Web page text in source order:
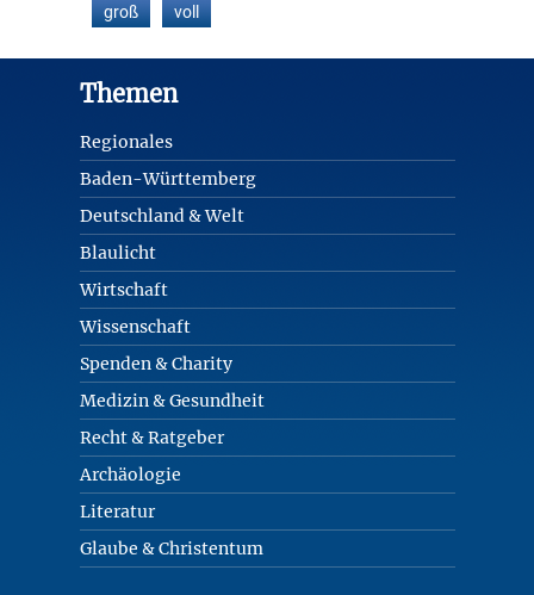
groß voll
Themen
Regionales
Baden-Württemberg
Deutschland & Welt
Blaulicht
Wirtschaft
Wissenschaft
Spenden & Charity
Medizin & Gesundheit
Recht & Ratgeber
Archäologie
Literatur
Glaube & Christentum